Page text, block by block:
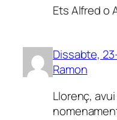
Ets Alfred o
Dissabte,
Ramon
Llorenç,